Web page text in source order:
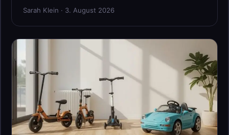
Sarah Klein · 3. August 2026